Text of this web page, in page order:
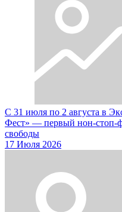
С 31 июля по 2 августа в
Фест» — первый нон-стоп-
свободы
17 Июля 2026